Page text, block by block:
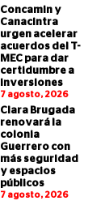
Concamin y
Canacintra
urgen acelerar
acuerdos del T-
MEC para dar
certidumbre a
inversiones
7 agosto, 2026
Clara Brugada
renovará la
colonia
Guerrero con
más seguridad
y espacios
públicos
7 agosto, 2026